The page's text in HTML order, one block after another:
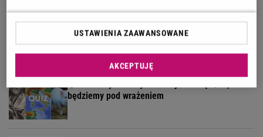
Niemen, Jantar, Krawczyk? Wiesz, kto
wykonywał klasyki polskiej muzyki?
będziemy pod wrażeniem
USTAWIENIA ZAAWANSOWANE
AKCEPTUJĘ